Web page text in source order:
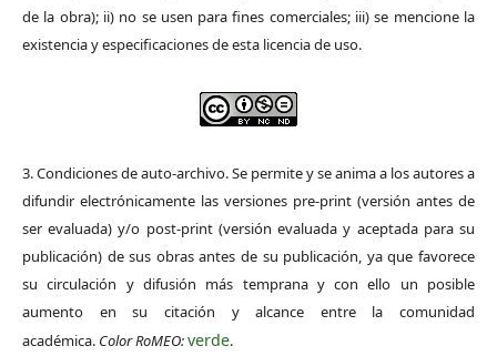
de la obra); ii) no se usen para fines comerciales; iii) se mencione la
existencia y especificaciones de esta licencia de uso.
3. Condiciones de auto-archivo. Se permite y se anima a los autores a
difundir electrónicamente las versiones pre-print (versión antes de
ser evaluada) y/o post-print (versión evaluada y aceptada para su
publicación) de sus obras antes de su publicación, ya que favorece
su circulación y difusión más temprana y con ello un posible
aumento en su citación y alcance entre la comunidad
académica. Color RoMEO:verde.